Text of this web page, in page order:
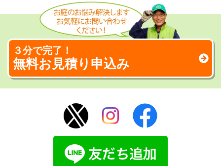
３分で完了！
無料お見積り申込み